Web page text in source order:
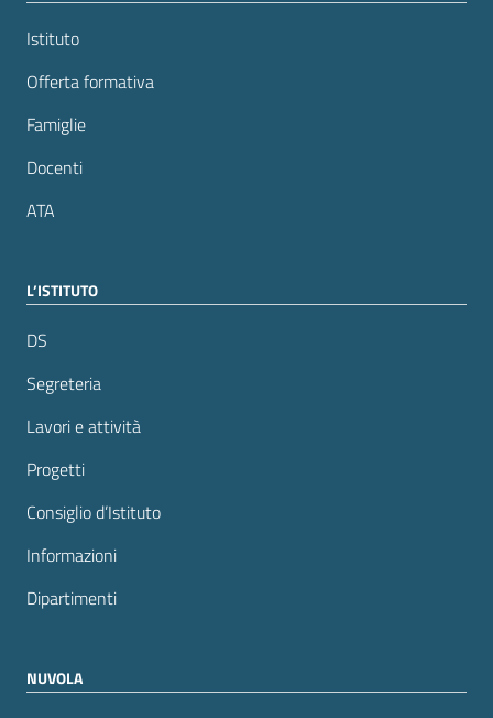
Istituto
Offerta formativa
Famiglie
Docenti
ATA
L’ISTITUTO
DS
Segreteria
Lavori e attività
Progetti
Consiglio d’Istituto
Informazioni
Dipartimenti
NUVOLA